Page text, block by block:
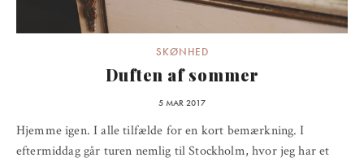
SKØNHED
Duften af sommer
5 MAR 2017
Hjemme igen. I alle tilfælde for en kort bemærkning. I
eftermiddag går turen nemlig til Stockholm, hvor jeg har et